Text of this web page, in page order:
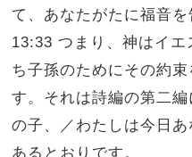
て、あなたがたに福音を
13:33 つまり、神はイエ
ち子孫のためにその約
す。それは詩編の第二
の子、／わたしは今日
あるとおりです。